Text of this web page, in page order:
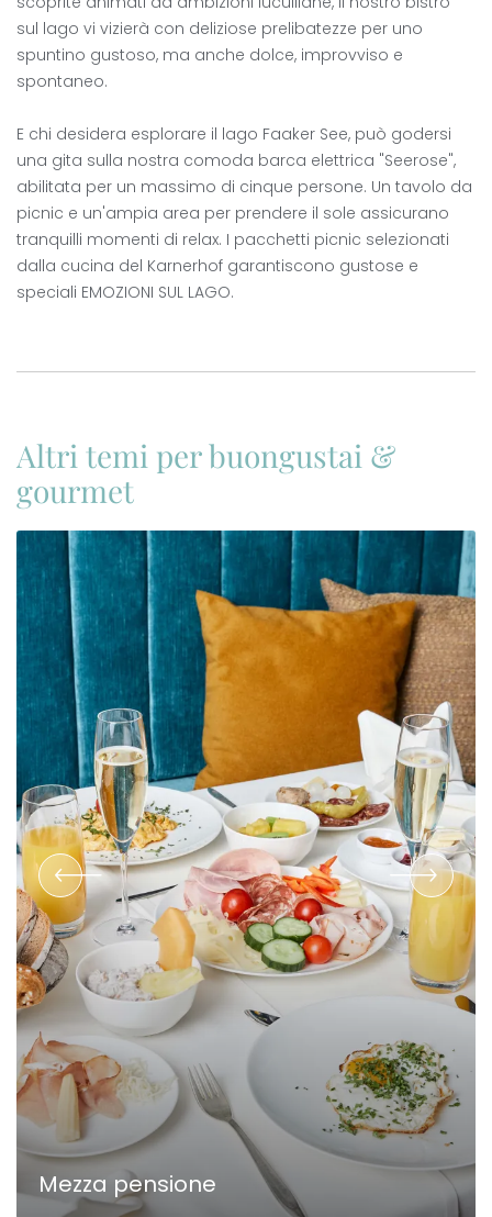
sul lago vi vizierà con deliziose prelibatezze per uno
spuntino gustoso, ma anche dolce, improvviso e
spontaneo.
E chi desidera esplorare il lago Faaker See, può godersi
una gita sulla nostra comoda barca elettrica "Seerose",
abilitata per un massimo di cinque persone. Un tavolo da
picnic e un'ampia area per prendere il sole assicurano
tranquilli momenti di relax. I pacchetti picnic selezionati
dalla cucina del Karnerhof garantiscono gustose e
speciali EMOZIONI SUL LAGO.
Altri temi per buongustai &
gourmet
Mezza pensione